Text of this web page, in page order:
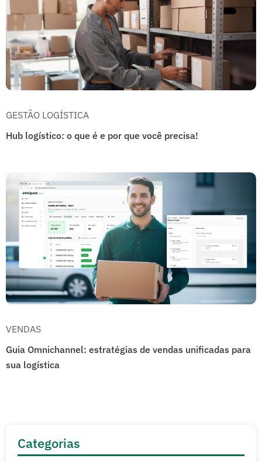
GESTÃO LOGÍSTICA
Hub logístico: o que é e por que você precisa!
VENDAS
Guia Omnichannel: estratégias de vendas unificadas para
sua logística
Categorias